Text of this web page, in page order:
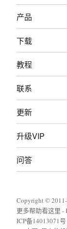
产品
下载
教程
联系
更新
升级VIP
问答
Copyright © 2011-
更多帮助看这里-
ICP备14013071号